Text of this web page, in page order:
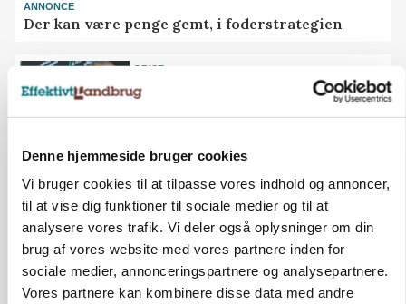
Denne hjemmeside bruger cookies
Vi bruger cookies til at tilpasse vores indhold og annoncer,
til at vise dig funktioner til sociale medier og til at
analysere vores trafik. Vi deler også oplysninger om din
brug af vores website med vores partnere inden for
sociale medier, annonceringspartnere og analysepartnere.
Vores partnere kan kombinere disse data med andre
ANNONCE
Der kan være penge gemt, i foderstrategien
GRISE
Svineproducenter kalder Danish
Crowns notering en katastrofe
LÆSERBREVE
stemmer ikke med kravene til
økologi
MEST LÆSTE SENESTE NYT
BUSINESS